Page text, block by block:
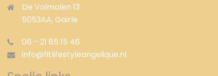
De Volmolen 13
5053AA,Goirle
06 - 21 85 15 46
info@fitlifestyleangelique.nl